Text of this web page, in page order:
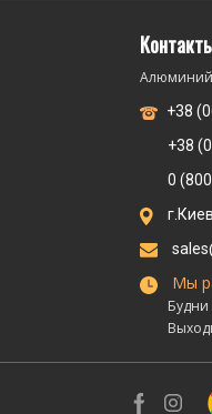
+38
+38
0
Мы
Будни